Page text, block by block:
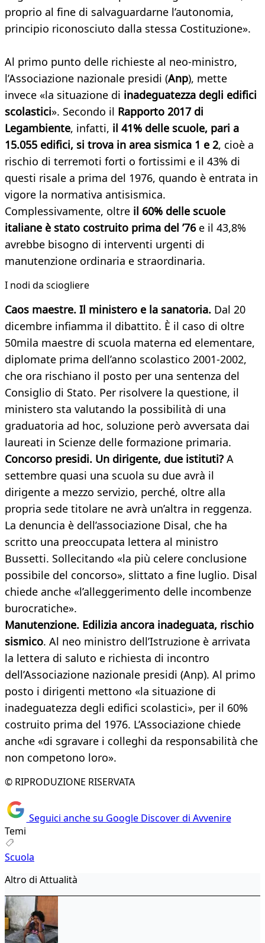
proprio al fine di salvaguardarne l’autonomia,
principio riconosciuto dalla stessa Costituzione».
Al primo punto delle richieste al neo-ministro,
l’Associazione nazionale presidi (Anp), mette
invece «la situazione di inadeguatezza degli edifici
scolastici». Secondo il Rapporto 2017 di
Legambiente, infatti, il 41% delle scuole, pari a
15.055 edifici, si trova in area sismica 1 e 2, cioè a
rischio di terremoti forti o fortissimi e il 43% di
questi risale a prima del 1976, quando è entrata in
vigore la normativa antisismica.
Complessivamente, oltre il 60% delle scuole
italiane è stato costruito prima del ’76e il 43,8%
avrebbe bisogno di interventi urgenti di
manutenzione ordinaria e straordinaria.
I nodi da sciogliere
Caos maestre. Il ministero e la sanatoria. Dal 20
dicembre infiamma il dibattito. È il caso di oltre
50mila maestre di scuola materna ed elementare,
diplomate prima dell’anno scolastico 2001-2002,
che ora rischiano il posto per una sentenza del
Consiglio di Stato. Per risolvere la questione, il
ministero sta valutando la possibilità di una
graduatoria ad hoc, soluzione però avversata dai
laureati in Scienze delle formazione primaria.
Concorso presidi. Un dirigente, due istituti? A
settembre quasi una scuola su due avrà il
dirigente a mezzo servizio, perché, oltre alla
propria sede titolare ne avrà un’altra in reggenza.
La denuncia è dell’associazione Disal, che ha
scritto una preoccupata lettera al ministro
Bussetti. Sollecitando «la più celere conclusione
possibile del concorso», slittato a fine luglio. Disal
chiede anche «l’alleggerimento delle incombenze
burocratiche».
Manutenzione. Edilizia ancora inadeguata, rischio
sismico. Al neo ministro dell’Istruzione è arrivata
la lettera di saluto e richiesta di incontro
dell’Associazione nazionale presidi (Anp). Al primo
posto i dirigenti mettono «la situazione di
inadeguatezza degli edifici scolastici», per il 60%
costruito prima del 1976. L’Associazione chiede
anche «di sgravare i colleghi da responsabilità che
non competono loro».
© RIPRODUZIONE RISERVATA
Seguici anche su Google Discover di Avvenire
Temi
Scuola
Altro di Attualità